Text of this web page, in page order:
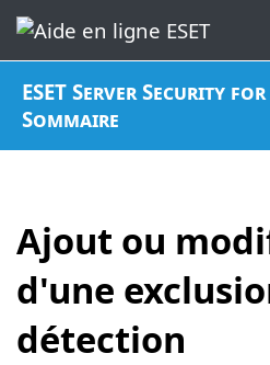
ESET Server Security
Sommaire
Ajout ou
d'une
détection